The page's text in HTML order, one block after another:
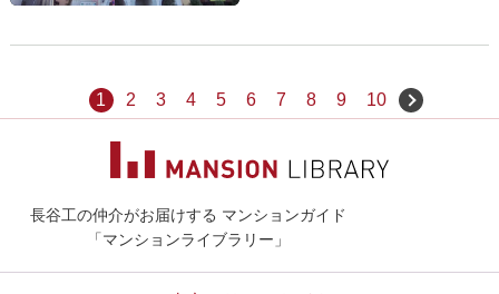
1 2 3 4 5 6 7 8 9 10
長谷工の仲介がお届けする マンションガイド
「マンションライブラリー」